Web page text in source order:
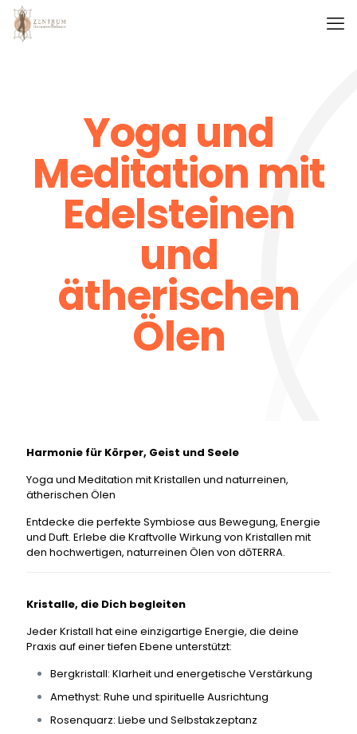
Yoga und
Meditation mit
Edelsteinen
und
ätherischen
Ölen
Harmonie für Körper, Geist und Seele
Yoga und Meditation mit Kristallen und naturreinen,
ätherischen Ölen
Entdecke die perfekte Symbiose aus Bewegung, Energie
und Duft. Erlebe die Kraftvolle Wirkung von Kristallen mit
den hochwertigen, naturreinen Ölen von dōTERRA.
Kristalle, die Dich begleiten
Jeder Kristall hat eine einzigartige Energie, die deine
Praxis auf einer tiefen Ebene unterstützt:
Bergkristall: Klarheit und energetische Verstärkung
Amethyst: Ruhe und spirituelle Ausrichtung
Rosenquarz: Liebe und Selbstakzeptanz